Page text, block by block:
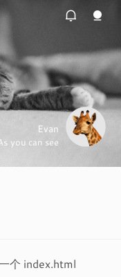
Evan
you can see
个 index.html